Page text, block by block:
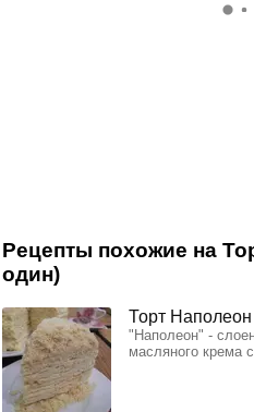
Рецепты похожие на
один)
Торт Наполеон
"Наполеон" -
масляного крема